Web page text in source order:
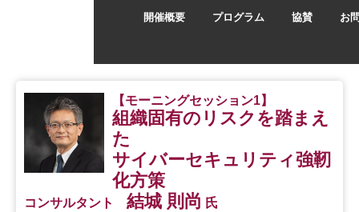
【モーニングセッション1】
組織固有のリスクを踏まえ
た
サイバーセキュリティ強靭
化方策
コンサルタント 結城 則尚 氏
開催概要 プログラム 協賛 お